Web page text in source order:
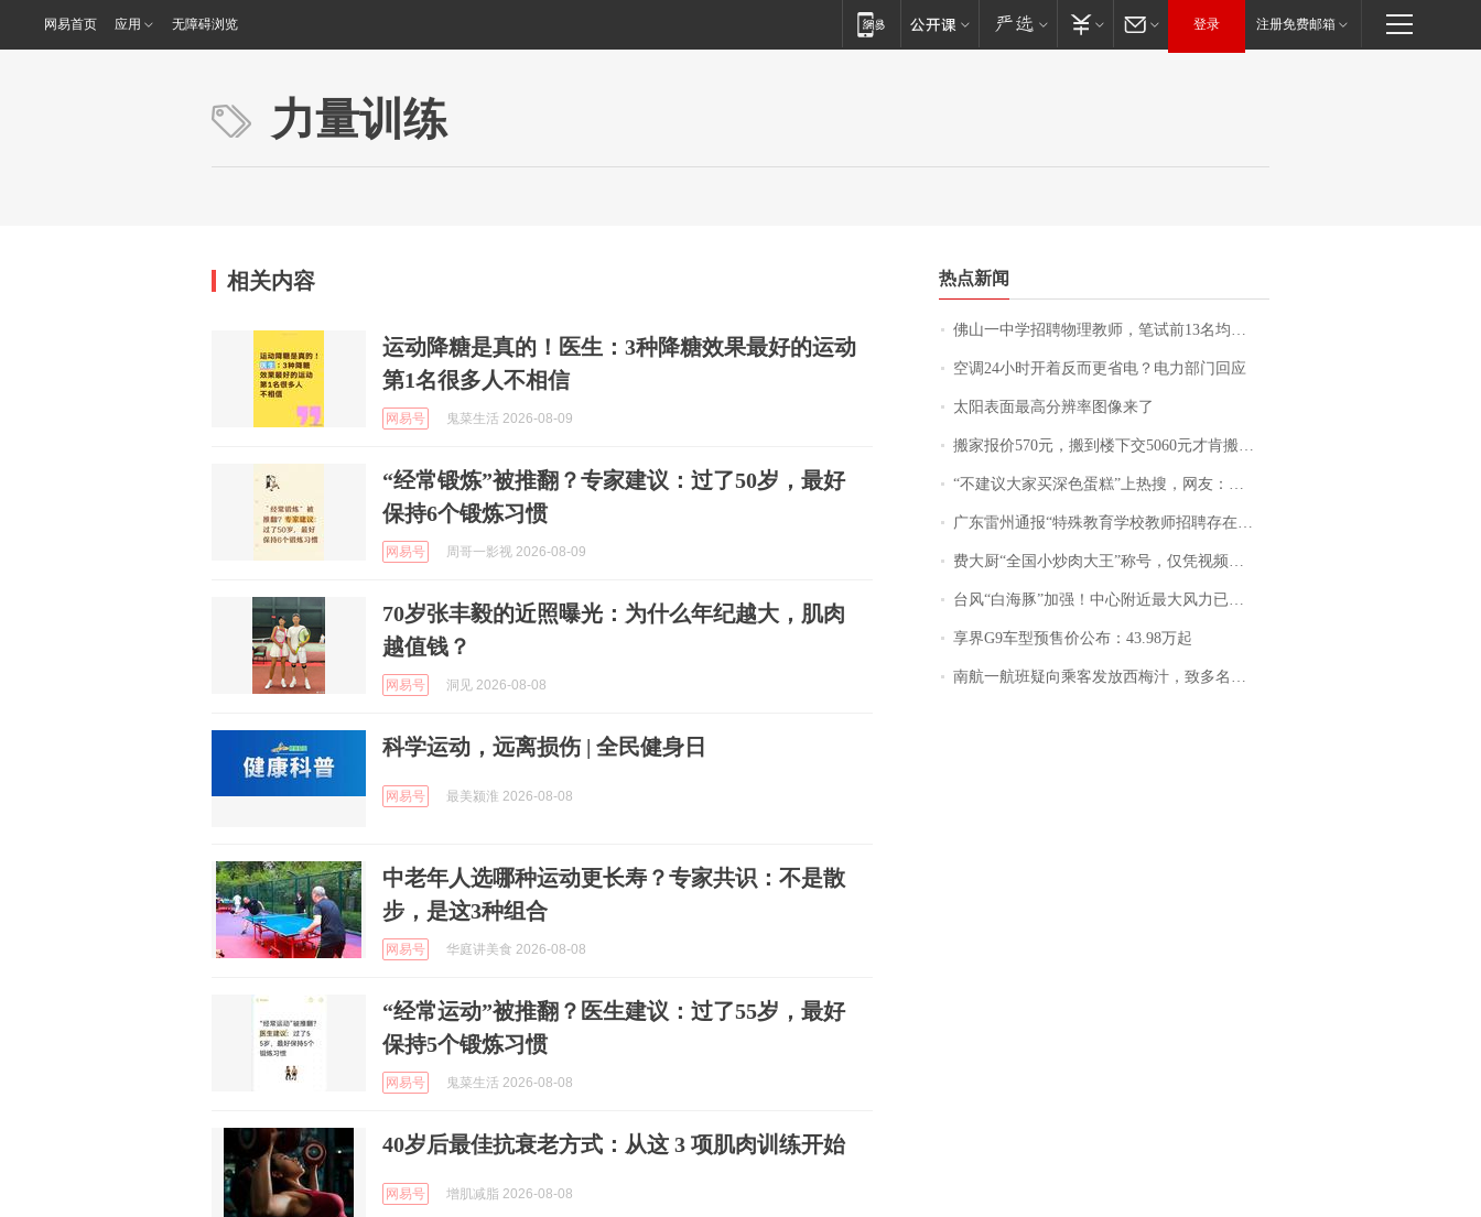
网易首页 应用 无障碍浏览 登录 注册免费邮箱
力量训练
相关内容
运动降糖是真的！医生：3种降糖效果最好的运动
第1名很多人不相信
网易号 鬼菜生活 2026-08-09
“经常锻炼”被推翻？专家建议：过了50岁，最好
保持6个锻炼习惯
网易号 周哥一影视 2026-08-09
70岁张丰毅的近照曝光：为什么年纪越大，肌肉
越值钱？
网易号 洞见 2026-08-08
科学运动，远离损伤 | 全民健身日
网易号 最美颍淮 2026-08-08
中老年人选哪种运动更长寿？专家共识：不是散
步，是这3种组合
网易号 华庭讲美食 2026-08-08
“经常运动”被推翻？医生建议：过了55岁，最好
保持5个锻炼习惯
网易号 鬼菜生活 2026-08-08
40岁后最佳抗衰老方式：从这 3 项肌肉训练开始
网易号 增肌减脂 2026-08-08
热点新闻
佛山一中学招聘物理教师，笔试前13名均遭淘汰？教育局：已叫停招聘，成立调查组全面核查
空调24小时开着反而更省电？电力部门回应
太阳表面最高分辨率图像来了
搬家报价570元，搬到楼下交5060元才肯搬上楼！女子傻眼了……
“不建议大家买深色蛋糕”上热搜，网友：天塌了！
广东雷州通报“特殊教育学校教师招聘存在违规行为”：已启动问责程序 副校长被停职
费大厨“全国小炒肉大王”称号，仅凭视频评出？中国烹饪协会回应
台风“白海豚”加强！中心附近最大风力已达15级 最新研判
享界G9车型预售价公布：43.98万起
南航一航班疑向乘客发放西梅汁，致多名乘客在飞行途中排队上厕所！乘客：机上100多人只有2个厕所；客服回应：并非每架飞机都会发放西梅汁